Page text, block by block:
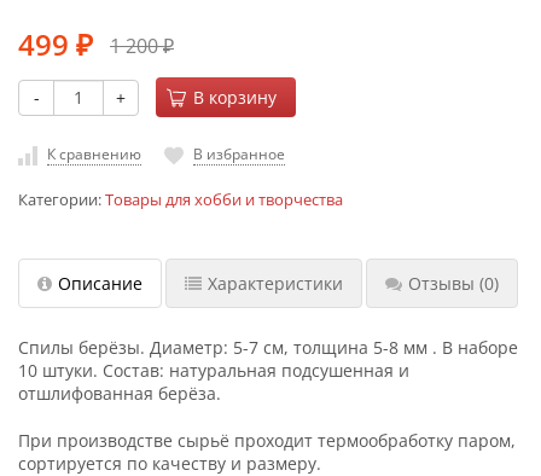
499 ₽ 1 200₽
- + В корзину
К сравнению В избранное
Категории:Товары для хобби и творчества
Описание Характеристики Отзывы (0)
Спилы берёзы. Диаметр: 5-7 см, толщина 5-8 мм . В наборе
10 штуки. Состав: натуральная подсушенная и
отшлифованная берёза.
При производстве сырьё проходит термообработку паром,
сортируется по качеству и размеру.